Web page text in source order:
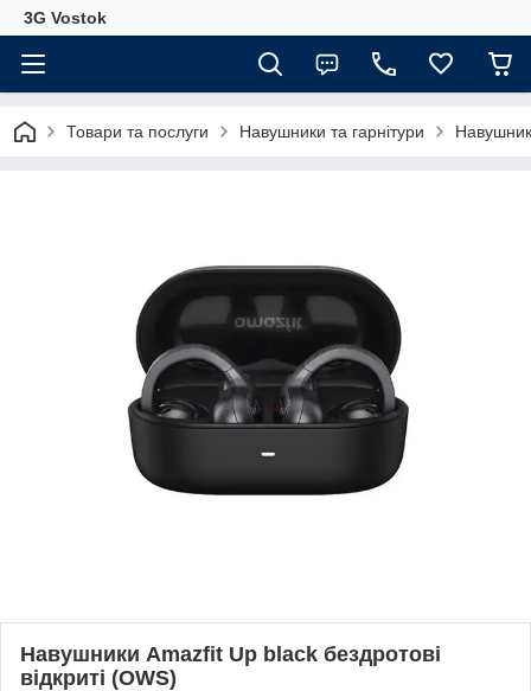
3G Vostok
Товари та послуги Навушники та гарнітури
Навушники Amazfit Up black бездротові
відкриті (OWS)